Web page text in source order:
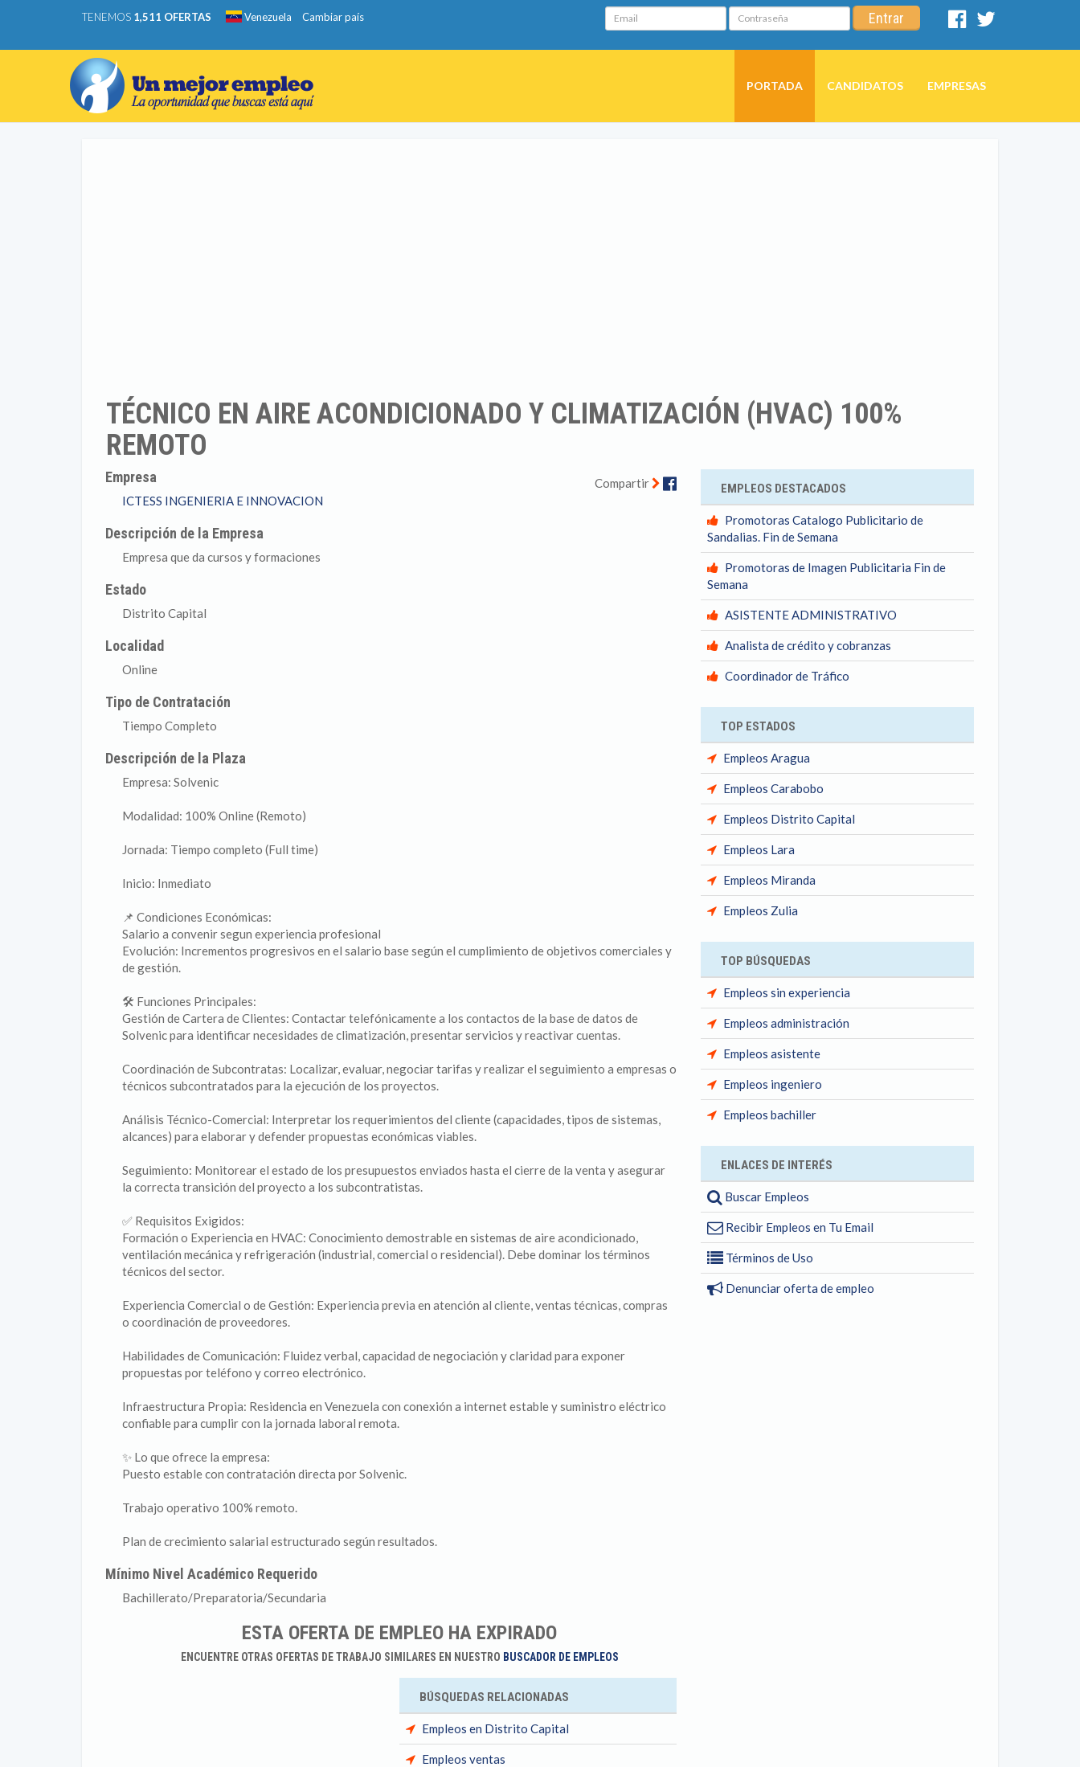
TENEMOS 1,511 OFERTAS Venezuela Cambiar país Email Contraseña Entrar
Facebook
PORTADA CANDIDATOS EMPRESAS
TÉCNICO EN AIRE ACONDICIONADO Y CLIMATIZACIÓN (HVAC) 100%
REMOTO
Compartir Facebook
Empresa
ICTESS INGENIERIA E INNOVACION
Descripción de la Empresa
Empresa que da cursos y formaciones
Estado
Distrito Capital
Localidad
Online
Tipo de Contratación
Tiempo Completo
Descripción de la Plaza
Empresa: Solvenic
Modalidad: 100% Online (Remoto)
Jornada: Tiempo completo (Full time)
Inicio: Inmediato
📌 Condiciones Económicas:
Salario a convenir segun experiencia profesional
Evolución: Incrementos progresivos en el salario base según el cumplimiento de objetivos comerciales y
de gestión.
🛠️ Funciones Principales:
Gestión de Cartera de Clientes: Contactar telefónicamente a los contactos de la base de datos de
Solvenic para identificar necesidades de climatización, presentar servicios y reactivar cuentas.
Coordinación de Subcontratas: Localizar, evaluar, negociar tarifas y realizar el seguimiento a empresas o
técnicos subcontratados para la ejecución de los proyectos.
Análisis Técnico-Comercial: Interpretar los requerimientos del cliente (capacidades, tipos de sistemas,
alcances) para elaborar y defender propuestas económicas viables.
Seguimiento: Monitorear el estado de los presupuestos enviados hasta el cierre de la venta y asegurar
la correcta transición del proyecto a los subcontratistas.
✅ Requisitos Exigidos:
Formación o Experiencia en HVAC: Conocimiento demostrable en sistemas de aire acondicionado,
ventilación mecánica y refrigeración (industrial, comercial o residencial). Debe dominar los términos
técnicos del sector.
Experiencia Comercial o de Gestión: Experiencia previa en atención al cliente, ventas técnicas, compras
o coordinación de proveedores.
Habilidades de Comunicación: Fluidez verbal, capacidad de negociación y claridad para exponer
propuestas por teléfono y correo electrónico.
Infraestructura Propia: Residencia en Venezuela con conexión a internet estable y suministro eléctrico
confiable para cumplir con la jornada laboral remota.
✨ Lo que ofrece la empresa:
Puesto estable con contratación directa por Solvenic.
Trabajo operativo 100% remoto.
Plan de crecimiento salarial estructurado según resultados.
Mínimo Nivel Académico Requerido
Bachillerato/Preparatoria/Secundaria
ESTA OFERTA DE EMPLEO HA EXPIRADO
ENCUENTRE OTRAS OFERTAS DE TRABAJO SIMILARES EN NUESTRO BUSCADOR DE EMPLEOS
BÚSQUEDAS RELACIONADAS
Empleos en Distrito Capital
Empleos ventas
EMPLEOS DESTACADOS
Promotoras Catalogo Publicitario de
Sandalias. Fin de Semana
Promotoras de Imagen Publicitaria Fin de
Semana
ASISTENTE ADMINISTRATIVO
Analista de crédito y cobranzas
Coordinador de Tráfico
TOP ESTADOS
Empleos Aragua
Empleos Carabobo
Empleos Distrito Capital
Empleos Lara
Empleos Miranda
Empleos Zulia
TOP BÚSQUEDAS
Empleos sin experiencia
Empleos administración
Empleos asistente
Empleos ingeniero
Empleos bachiller
ENLACES DE INTERÉS
Buscar Empleos
Recibir Empleos en Tu Email
Términos de Uso
Denunciar oferta de empleo